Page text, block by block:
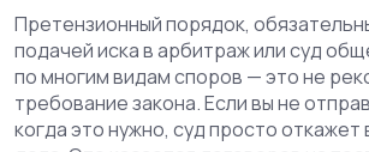
Претензионный порядок,
подачей иска в арбитраж или суд
по многим видам споров — это не
требование закона. Если вы не
когда это нужно, суд просто